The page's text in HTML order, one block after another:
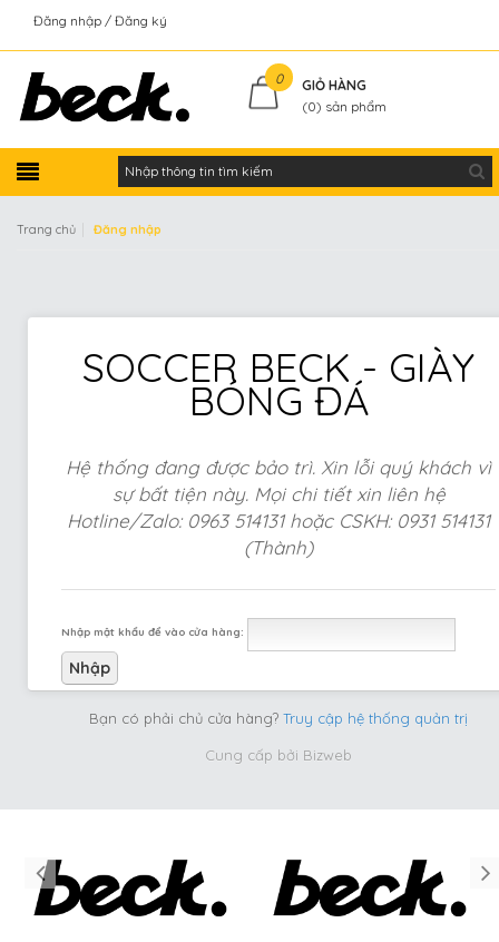
Đăng nhập Đăng ký
0
GIỎ HÀNG
(0) sản phẩm
Trang chủ Đăng nhập
SOCCER BECK - GIÀY
BÓNG ĐÁ
Hệ thống đang được bảo trì. Xin lỗi quý khách vì
sự bất tiện này. Mọi chi tiết xin liên hệ
Hotline/Zalo: 0963 514131 hoặc CSKH: 0931 514131
(Thành)
Nhập mật khẩu để vào cửa hàng:
Bạn có phải chủ cửa hàng? Truy cập hệ thống quản trị
Cung cấp bởi Bizweb